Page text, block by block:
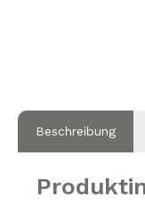
Beschreibung